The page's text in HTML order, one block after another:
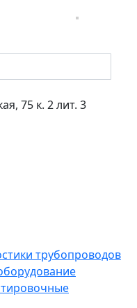
75 к. 2 лит. 3
трубопроводов